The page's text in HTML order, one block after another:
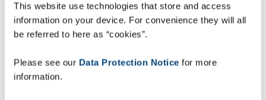
This website use technologies that store and access
information on your device. For convenience they will all
be referred to here as “cookies”.
Please see our Data Protection Notice for more
information.
Produktivität in Ihren
Lagerprozessen dank
Automatische Verladekontrolle